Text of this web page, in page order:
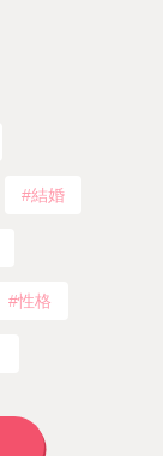
結婚
性格